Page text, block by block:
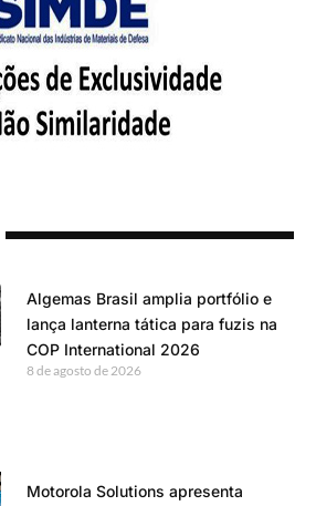
Algemas Brasil amplia portfólio e
lança lanterna tática para fuzis na
COP International 2026
8 de agosto de 2026
Motorola Solutions apresenta